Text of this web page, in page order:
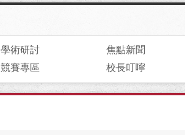
學術研討 焦點新聞
競賽專區 校長叮嚀